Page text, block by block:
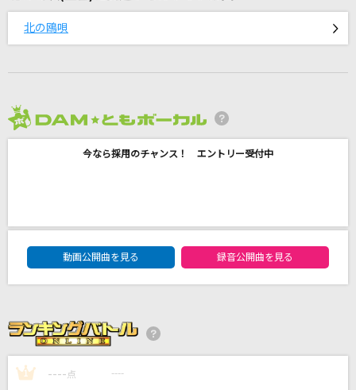
天に星.地に花.
薬師丸ひろ子
のだ
バラライカ
月島きらり starring 久住小春(モーニング娘。)
揺らぐ暗澹の世界から
[生音]ハッピーエンド
back number
[生音]北ウイング
北の鴎唄
今なら採用のチャンス！ エントリー受付中
DAM★ともボーカルエントリーランキング
動画公開曲を見る
録音公開曲を見る
1 ---- 点 ----